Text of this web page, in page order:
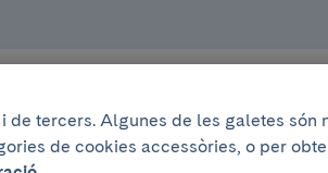
14:00h
tercers. Algunes de les galetes són
de cookies accessòries, o per